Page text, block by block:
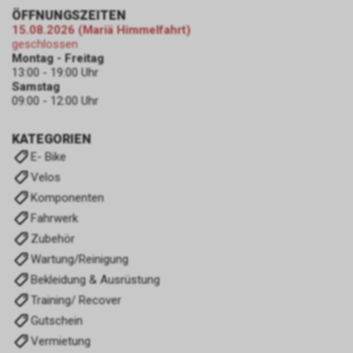
KATEGORIEN
E- Bike
Velos
Komponenten
Fahrwerk
Zubehör
Wartung/Reinigung
Bekleidung & Ausrüstung
Training/ Recover
Gutschein
Vermietung
ÖFFNUNGSZEITEN
15.08.2026 (Mariä Himmelfahrt)
geschlossen
Montag - Freitag
13:00 - 19:00 Uhr
Samstag
09:00 - 12:00 Uhr